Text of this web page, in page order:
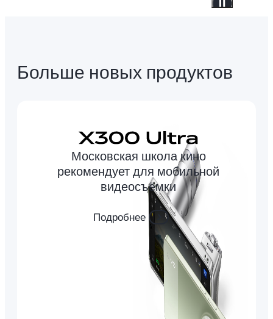
Больше новых продуктов
Московская школа кино
рекомендует для мобильной
видеосъёмки
Подробнее